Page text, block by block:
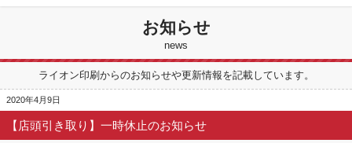
お知らせ
news
ライオン印刷からのお知らせや更新情報を記載しています。
2020年4月9日
【店頭引き取り】一時休止のお知らせ